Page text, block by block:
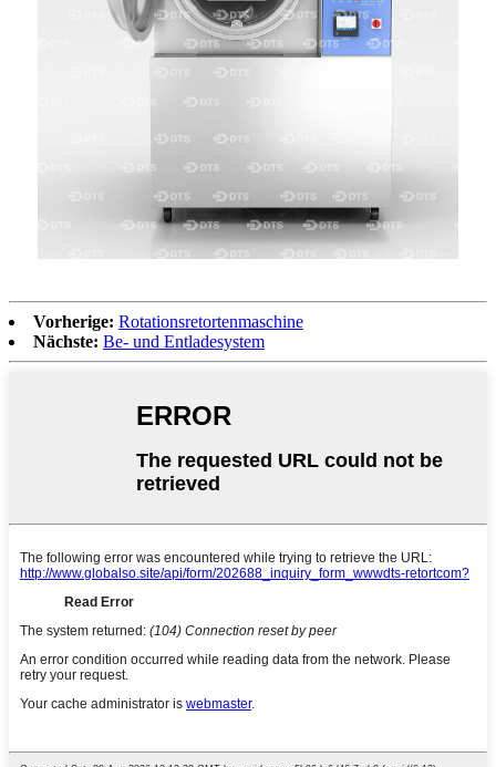
Vorherige: Rotationsretortenmaschine
Nächste: Be- und Entladesystem